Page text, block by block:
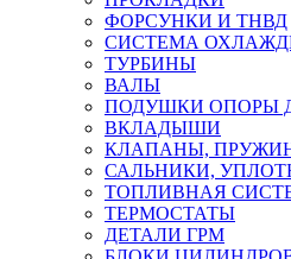
ФОРСУНКИ И ТНВД
СИСТЕМА
ТУРБИНЫ
ВАЛЫ
ПОДУШКИ ОПОРЫ
ВКЛАДЫШИ
КЛАПАНЫ,
САЛЬНИКИ,
ТОПЛИВНАЯ
ТЕРМОСТАТЫ
ДЕТАЛИ ГРМ